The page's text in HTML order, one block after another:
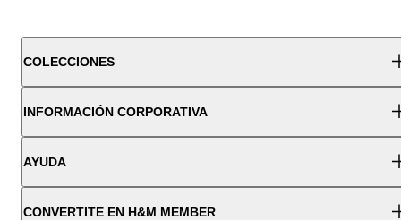
COLECCIONES
INFORMACIÓN CORPORATIVA
AYUDA
CONVERTITE EN H&M MEMBER